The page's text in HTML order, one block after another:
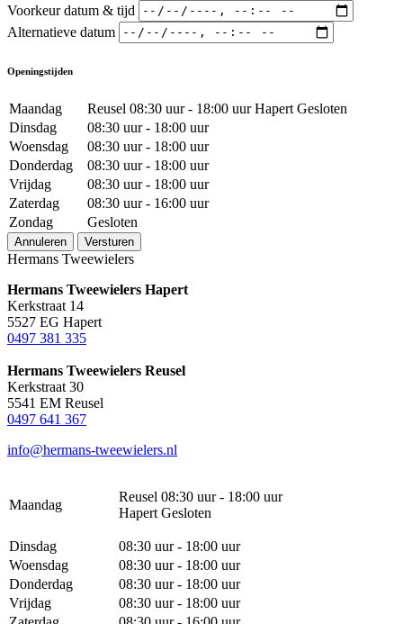
Voorkeur datum & tijd
Alternatieve datum
Openingstijden
Maandag
Reusel 08:30 uur - 18:00 uur Hapert Gesloten
Dinsdag
08:30 uur - 18:00 uur
Woensdag
08:30 uur - 18:00 uur
Donderdag
08:30 uur - 18:00 uur
Vrijdag
08:30 uur - 18:00 uur
Zaterdag
08:30 uur - 16:00 uur
Zondag
Gesloten
Annuleren Versturen
Hermans Tweewielers
Hermans Tweewielers Hapert
Kerkstraat 14
5527 EG Hapert
0497 381 335
Hermans Tweewielers Reusel
Kerkstraat 30
5541 EM Reusel
0497 641 367
info@hermans-tweewielers.nl
Maandag
Reusel 08:30 uur - 18:00 uur
Hapert Gesloten
Dinsdag
08:30 uur - 18:00 uur
Woensdag
08:30 uur - 18:00 uur
Donderdag
08:30 uur - 18:00 uur
Vrijdag
08:30 uur - 18:00 uur